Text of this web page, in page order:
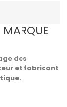
MARQUE
des
et fabricant